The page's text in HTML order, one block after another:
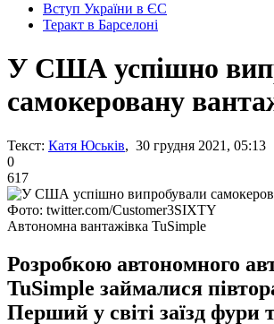
Вступ України в ЄС
Теракт в Барселоні
У США успішно
самокеровану
Текст: Катя Юськів, 30 грудня 2021, 05:13
0
617
Фото: twitter.com/Customer3SIXTY
Автономна вантажівка TuSimple
Розробкою автономного
TuSimple займалися
Перший у світі заїзд фури